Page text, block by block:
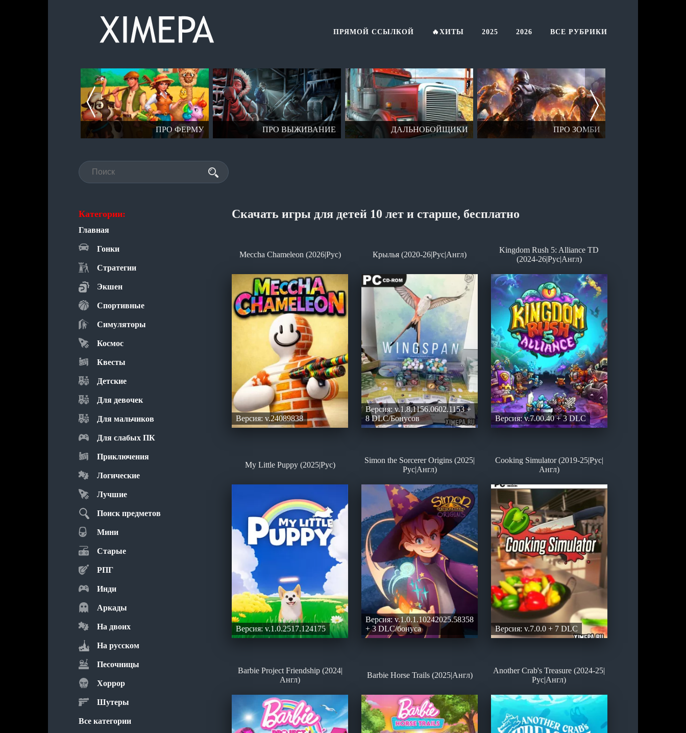
ПРО ФЕРМУ ПРО ВЫЖИВАНИЕ ДАЛЬНОБОЙЩИКИ ПРО ЗОМБИ
Категории:
ПРЯМОЙ ССЫЛКОЙ 🔥ХИТЫ 2025 2026 ВСЕ РУБРИКИ
Главная
Гонки
Стратегии
Экшен
Спортивные
Симуляторы
Космос
Квесты
Детские
Для девочек
Для мальчиков
Для слабых ПК
Приключения
Логические
Лучшие
Поиск предметов
Мини
Старые
РПГ
Инди
Аркады
На двоих
На русском
Песочницы
Хоррор
Шутеры
Все категории
Скачать игры для детей 10 лет и старше, бесплатно
Meccha Chameleon (2026|Рус)
Версия: v.24089838
Крылья (2020-26|Рус|Англ)
Версия: v.1.8.1156.0602.1153 +
8 DLC/Бонусов
Kingdom Rush 5: Alliance TD
(2024-26|Рус|Англ)
Версия: v.7.00.40 + 3 DLC
My Little Puppy (2025|Рус)
Версия: v.1.0.2517.124175
Simon the Sorcerer Origins (2025|
Рус|Англ)
Версия: v.1.0.1.10242025.58358
+ 3 DLC/бонуса
Cooking Simulator (2019-25|Рус|
Англ)
Версия: v.7.0.0 + 7 DLC
Barbie Project Friendship (2024|
Англ)
Barbie Horse Trails (2025|Англ)
Another Crab's Treasure (2024-25|
Рус|Англ)